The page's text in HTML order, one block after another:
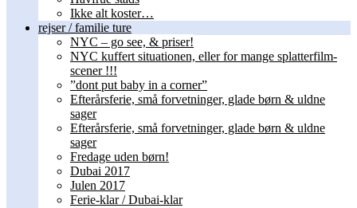
Ikke alt koster…
rejser / familie ture
NYC – go see, & priser!
NYC kuffert situationen, eller for mange splatterfilm-
scener !!!
”dont put baby in a corner”
Efterårsferie, små forvetninger, glade børn & uldne
sager
Efterårsferie, små forvetninger, glade børn & uldne
sager
Fredage uden børn!
Dubai 2017
Julen 2017
Ferie-klar / Dubai-klar